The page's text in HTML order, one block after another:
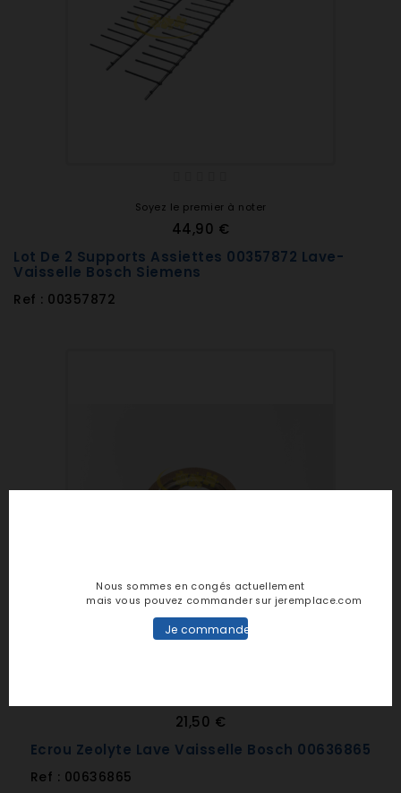
Soyez le premier à noter
44,90 €
Lot De 2 Supports Assiettes 00357872 Lave-
Vaisselle Bosch Siemens
Ref : 00357872
21,50 €
Ecrou Zeolyte Lave Vaisselle Bosch 00636865
Ref : 00636865
Nous sommes en congés actuellement
mais vous pouvez commander sur jeremplace.com
Je commande